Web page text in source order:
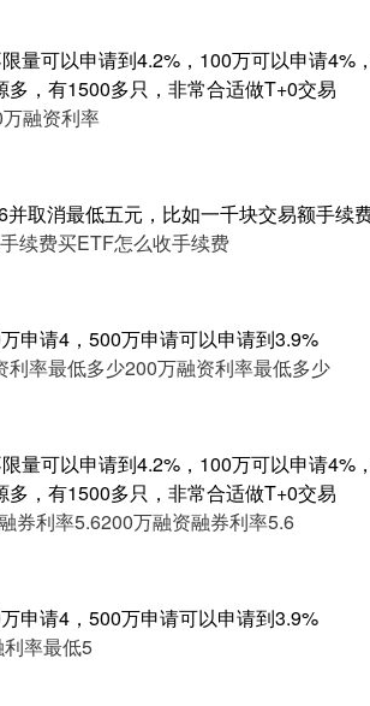
量可以申请到4.2%，100万可以申请4%
，有1500多只，非常合适做T+0交易
融资利率
取消最低五元，比如一千块交易额手续
续费买ETF怎么收手续费
申请4，500万申请可以申请到3.9%
利率最低多少200万融资利率最低多少
量可以申请到4.2%，100万可以申请4%
，有1500多只，非常合适做T+0交易
券利率5.6200万融资融券利率5.6
申请4，500万申请可以申请到3.9%
率最低5